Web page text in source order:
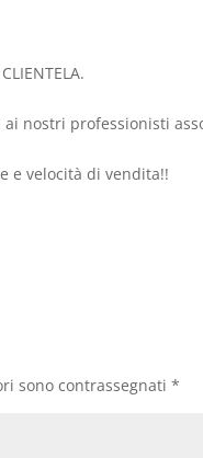
nostri professionisti
e velocità di vendita!!
sono contrassegnati*